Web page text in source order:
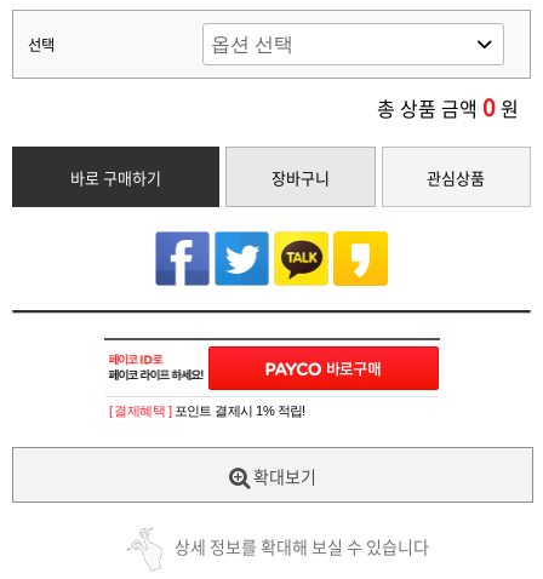
선택
총 상품 금액 0원
바로 구매하기 장바구니 관심상품
[ 결제혜택 ] 포인트 결제시 1% 적립!
확대보기
상세 정보를 확대해 보실 수 있습니다